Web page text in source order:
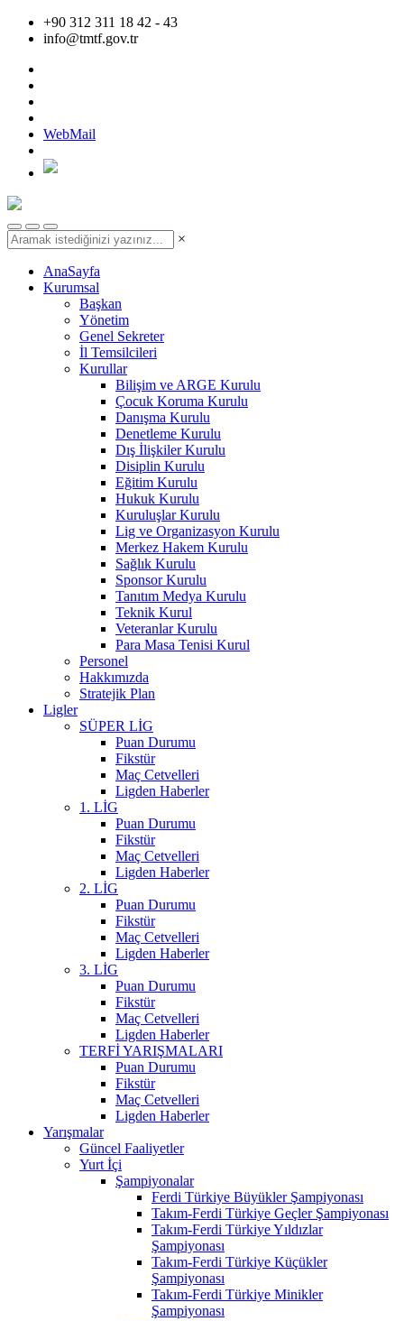
+90 312 311 18 42 - 43
info@tmtf.gov.tr
WebMail
×
AnaSayfa
Kurumsal
Başkan
Yönetim
Genel Sekreter
İl Temsilcileri
Kurullar
Bilişim ve ARGE Kurulu
Çocuk Koruma Kurulu
Danışma Kurulu
Denetleme Kurulu
Dış İlişkiler Kurulu
Disiplin Kurulu
Eğitim Kurulu
Hukuk Kurulu
Kuruluşlar Kurulu
Lig ve Organizasyon Kurulu
Merkez Hakem Kurulu
Sağlık Kurulu
Sponsor Kurulu
Tanıtım Medya Kurulu
Teknik Kurul
Veteranlar Kurulu
Para Masa Tenisi Kurul
Personel
Hakkımızda
Stratejik Plan
Ligler
SÜPER LİG
Puan Durumu
Fikstür
Maç Cetvelleri
Ligden Haberler
1. LİG
Puan Durumu
Fikstür
Maç Cetvelleri
Ligden Haberler
2. LİG
Puan Durumu
Fikstür
Maç Cetvelleri
Ligden Haberler
3. LİG
Puan Durumu
Fikstür
Maç Cetvelleri
Ligden Haberler
TERFİ YARIŞMALARI
Puan Durumu
Fikstür
Maç Cetvelleri
Ligden Haberler
Yarışmalar
Güncel Faaliyetler
Yurt İçi
Şampiyonalar
Ferdi Türkiye Büyükler Şampiyonası
Takım-Ferdi Türkiye Geçler Şampiyonası
Takım-Ferdi Türkiye Yıldızlar
Şampiyonası
Takım-Ferdi Türkiye Küçükler
Şampiyonası
Takım-Ferdi Türkiye Minikler
Şampiyonası